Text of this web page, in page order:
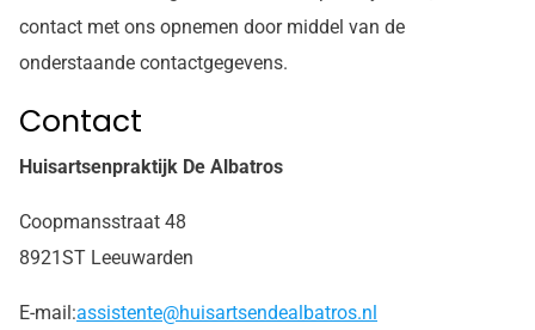
contact met ons opnemen door middel van de
onderstaande contactgegevens.
Contact
Huisartsenpraktijk De Albatros
Coopmansstraat 48
8921ST Leeuwarden
E-mail:assistente@huisartsendealbatros.nl